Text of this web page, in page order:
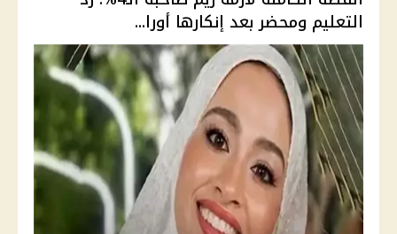
التعليم ومحضر بعد إنكارها أورا...